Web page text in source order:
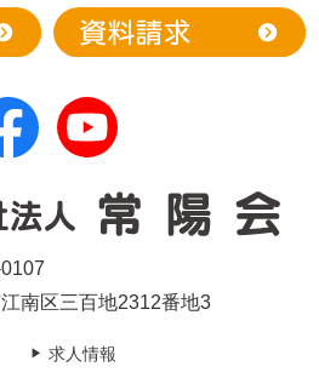
南区三百地2312番地3
求人情報